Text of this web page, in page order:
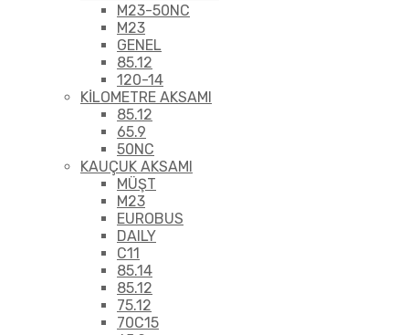
M23-50NC
M23
GENEL
85.12
120-14
KİLOMETRE AKSAMI
85.12
65.9
50NC
KAUÇUK AKSAMI
MÜŞT
M23
EUROBUS
DAILY
C11
85.14
85.12
75.12
70C15